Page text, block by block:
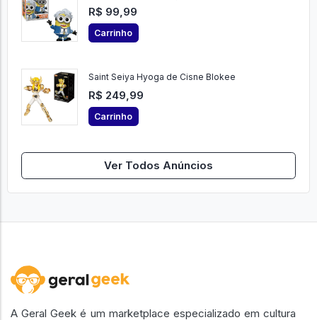
R$ 99,99
Carrinho
Saint Seiya Hyoga de Cisne Blokee
R$ 249,99
Carrinho
Ver Todos Anúncios
A Geral Geek é um marketplace especializado em cultura